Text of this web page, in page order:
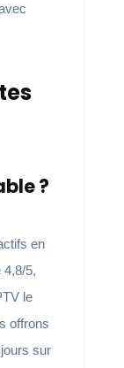
?
en
4,8/5,
le
offrons
sur